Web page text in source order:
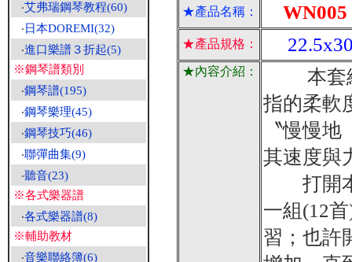
‧艾弗瑞鋼琴教程(60)
‧ 日本DOREMI(32)
‧進口樂譜３折起(5)
※鋼琴譜類別
‧鋼琴譜(195)
‧鋼琴樂理(45)
‧鋼琴技巧(46)
‧聯彈曲集(9)
‧聽音(23)
※各式樂器譜
‧各式樂器譜(8)
※輔助教材
‧音樂聯絡簿(6)
★產品名稱： WN005
★產品規格：
★內容介紹：
本套練
指的柔軟
〝慢慢
其速度與
打開本
一組(12
習；也許